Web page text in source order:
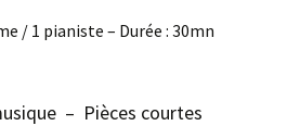
/ 1 pianiste – Durée : 30mn
– Pièces courtes